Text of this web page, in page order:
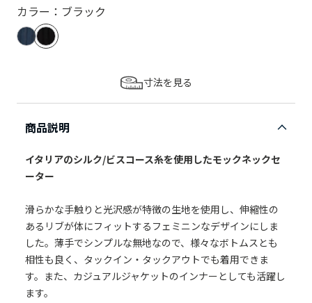
カラー：ブラック
寸法を見る
商品説明
イタリアのシルク/ビスコース糸を使用したモックネックセ
ーター
滑らかな手触りと光沢感が特徴の生地を使用し、伸縮性の
あるリブが体にフィットするフェミニンなデザインにしま
した。薄手でシンプルな無地なので、様々なボトムスとも
相性も良く、タックイン・タックアウトでも着用できま
す。また、カジュアルジャケットのインナーとしても活躍し
ます。